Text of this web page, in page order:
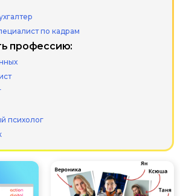
по кадрам
профессию:
психолог
защищены